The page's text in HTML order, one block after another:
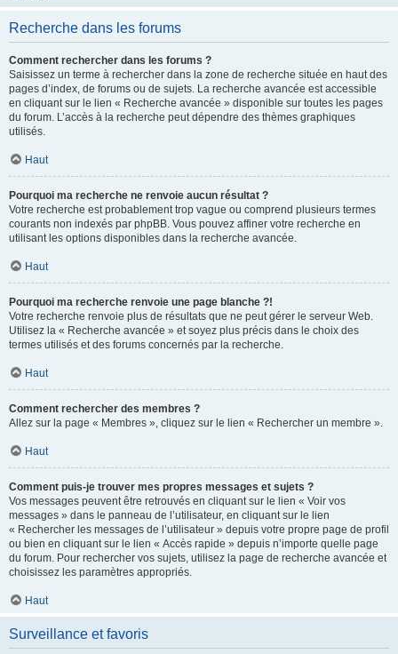
Recherche dans les forums
Comment rechercher dans les forums ?
Saisissez un terme à rechercher dans la zone de recherche située en haut des
pages d’index, de forums ou de sujets. La recherche avancée est accessible
en cliquant sur le lien « Recherche avancée » disponible sur toutes les pages
du forum. L’accès à la recherche peut dépendre des thèmes graphiques
utilisés.
Haut
Pourquoi ma recherche ne renvoie aucun résultat ?
Votre recherche est probablement trop vague ou comprend plusieurs termes
courants non indexés par phpBB. Vous pouvez affiner votre recherche en
utilisant les options disponibles dans la recherche avancée.
Haut
Pourquoi ma recherche renvoie une page blanche ?!
Votre recherche renvoie plus de résultats que ne peut gérer le serveur Web.
Utilisez la « Recherche avancée » et soyez plus précis dans le choix des
termes utilisés et des forums concernés par la recherche.
Haut
Comment rechercher des membres ?
Allez sur la page « Membres », cliquez sur le lien « Rechercher un membre ».
Haut
Comment puis-je trouver mes propres messages et sujets ?
Vos messages peuvent être retrouvés en cliquant sur le lien « Voir vos
messages » dans le panneau de l’utilisateur, en cliquant sur le lien
« Rechercher les messages de l’utilisateur » depuis votre propre page de profil
ou bien en cliquant sur le lien « Accès rapide » depuis n’importe quelle page
du forum. Pour rechercher vos sujets, utilisez la page de recherche avancée et
choisissez les paramètres appropriés.
Haut
Surveillance et favoris